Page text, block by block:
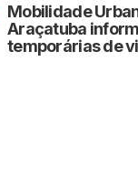
Mobilidade
Araçatuba
temporárias de